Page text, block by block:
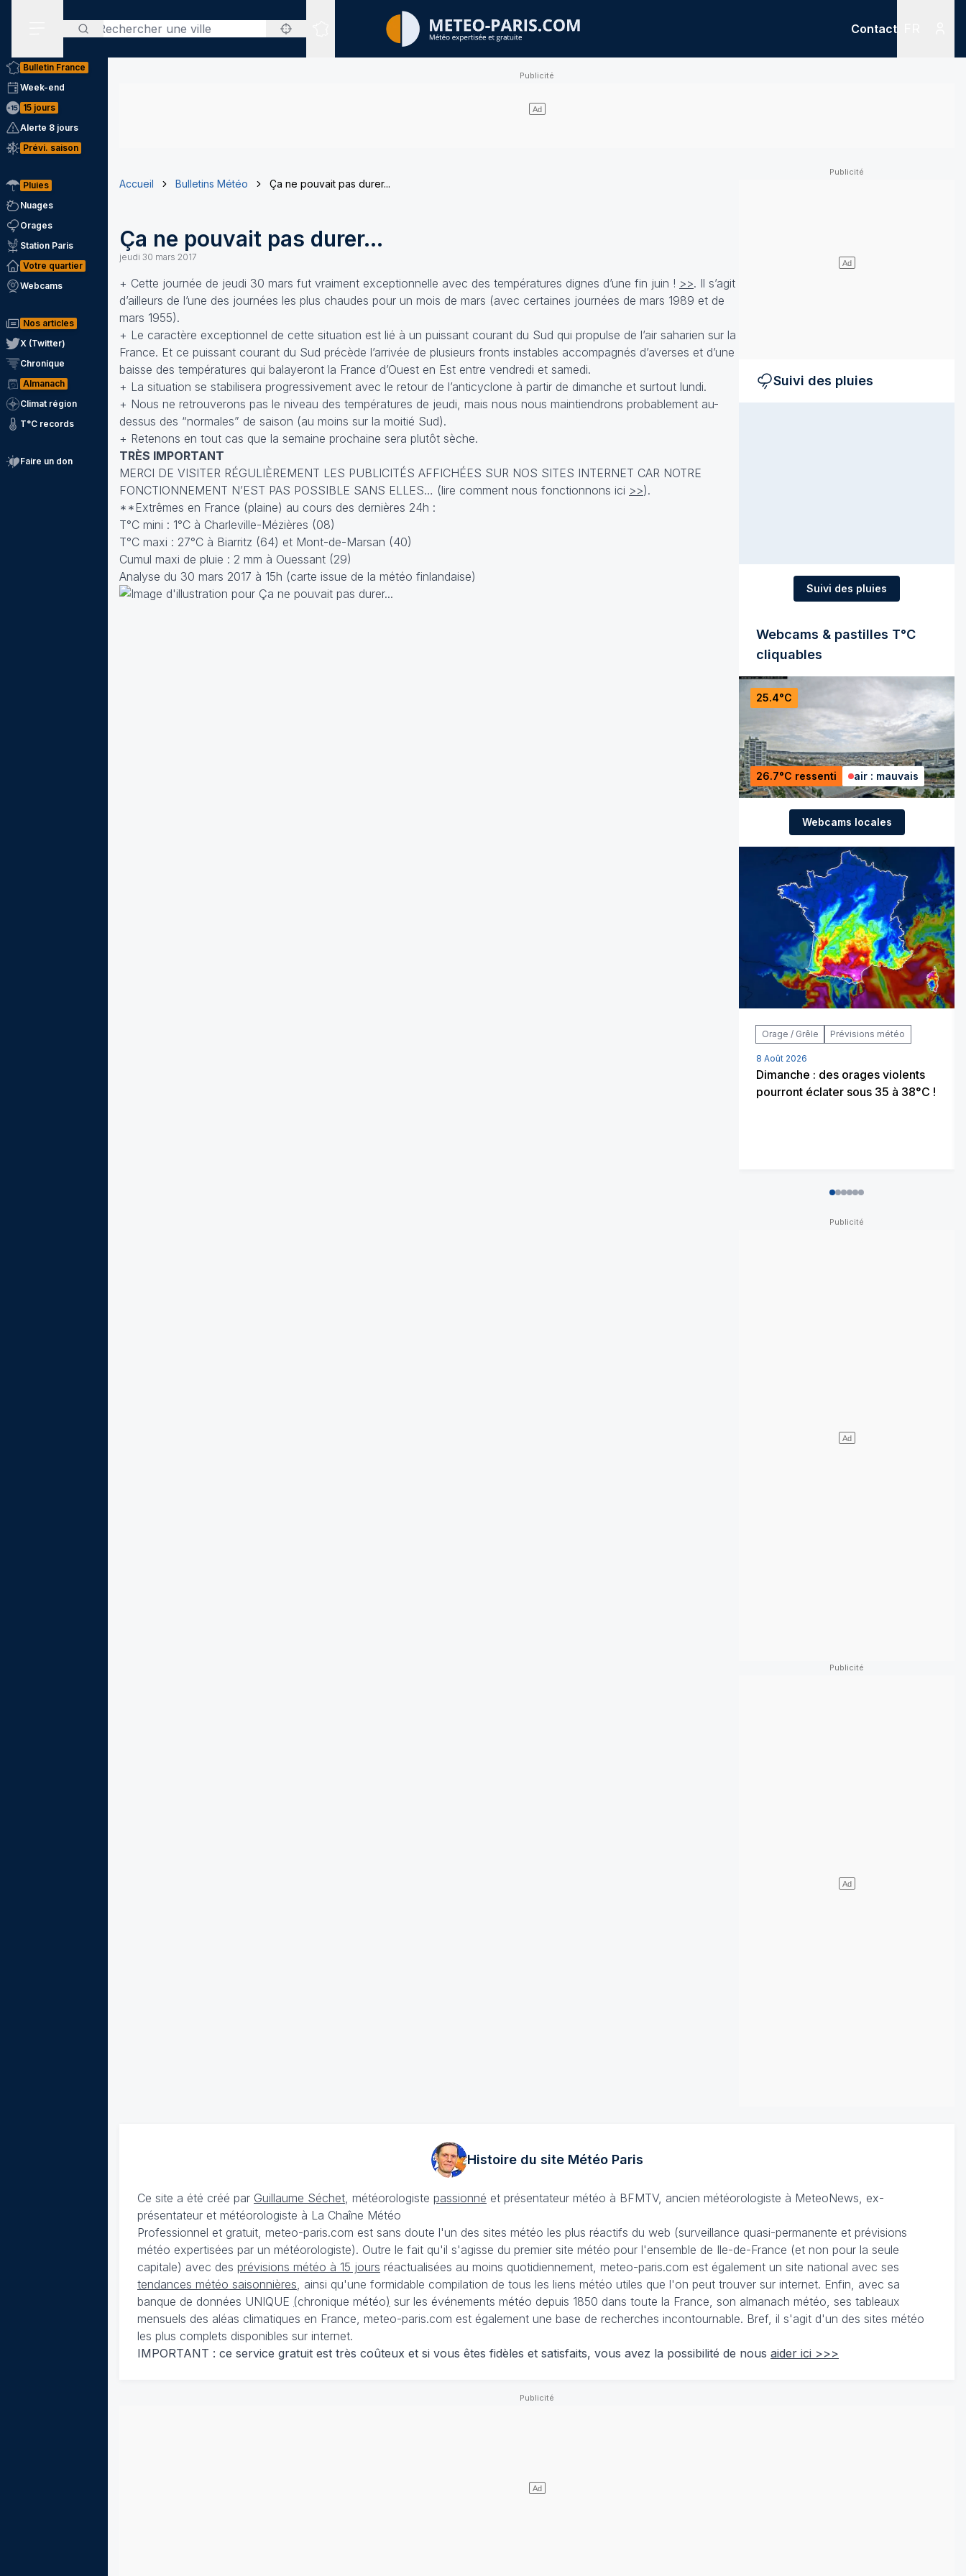
Rechercher
Sites expertisés
Contact
Bulletin France
Week-end
15 jours
Alerte 8 jours
Prévi. saison
Pluies
Nuages
Orages
Station Paris
Votre quartier
Webcams
Nos articles
X (Twitter)
Chronique
Almanach
Climat région
T°C records
Faire un don
Accueil Bulletins Météo Ça ne pouvait pas durer...
Ça ne pouvait pas durer...
jeudi 30 mars 2017
+ Cette journée de jeudi 30 mars fut vraiment exceptionnelle avec des températures dignes d’une fin juin ! >>. Il s’agit
d’ailleurs de l’une des journées les plus chaudes pour un mois de mars (avec certaines journées de mars 1989 et de
mars 1955).
+ Le caractère exceptionnel de cette situation est lié à un puissant courant du Sud qui propulse de l’air saharien sur la
France. Et ce puissant courant du Sud précède l’arrivée de plusieurs fronts instables accompagnés d’averses et d’une
baisse des températures qui balayeront la France d’Ouest en Est entre vendredi et samedi.
+ La situation se stabilisera progressivement avec le retour de l’anticyclone à partir de dimanche et surtout lundi.
+ Nous ne retrouverons pas le niveau des températures de jeudi, mais nous nous maintiendrons probablement au-
dessus des “normales” de saison (au moins sur la moitié Sud).
+ Retenons en tout cas que la semaine prochaine sera plutôt sèche.
TRÈS IMPORTANT
MERCI DE VISITER RÉGULIÈREMENT LES PUBLICITÉS AFFICHÉES SUR NOS SITES INTERNET CAR NOTRE
FONCTIONNEMENT N’EST PAS POSSIBLE SANS ELLES… (lire comment nous fonctionnons ici >>).
**Extrêmes en France (plaine) au cours des dernières 24h :
T°C mini : 1°C à Charleville-Mézières (08)
T°C maxi : 27°C à Biarritz (64) et Mont-de-Marsan (40)
Cumul maxi de pluie : 2 mm à Ouessant (29)
Analyse du 30 mars 2017 à 15h (carte issue de la météo finlandaise)
Suivi des pluies
Suivi des pluies
Webcams & pastilles T°C
cliquables
25.4°C
26.7°C ressenti air : mauvais
Webcams locales
Orage / Grêle Prévisions météo
8 Août 2026
Dimanche : des orages violents
pourront éclater sous 35 à 38°C !
012345
Histoire du site MétéoParis
Ce site a été créé par Guillaume Séchet , météorologiste passionné et présentateur météo à BFMTV, ancien météorologiste à MeteoNews, ex-
présentateur et météorologiste à La Chaîne Météo
Professionnel et gratuit, meteo-paris.com est sans doute l'un des sites météo les plus réactifs du web (surveillance quasi-permanente et prévisions
météo expertisées par un météorologiste). Outre le fait qu'il s'agisse du premier site météo pour l'ensemble de Ile-de-France (et non pour la seule
capitale) avec des prévisions météo à 15 jours réactualisées au moins quotidiennement, meteo-paris.com est également un site national avec ses
tendances météo saisonnières , ainsi qu'une formidable compilation de tous les liens météo utiles que l'on peut trouver sur internet. Enfin, avec sa
banque de données UNIQUE (chronique météo) sur les événements météo depuis 1850 dans toute la France, son almanach météo, ses tableaux
mensuels des aléas climatiques en France, meteo-paris.com est également une base de recherches incontournable. Bref, il s'agit d'un des sites météo
les plus complets disponibles sur internet.
IMPORTANT : ce service gratuit est très coûteux et si vous êtes fidèles et satisfaits, vous avez la possibilité de nous aider ici >>>